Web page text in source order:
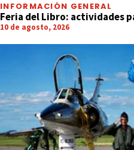
INFORMACIÓN GENERAL
Feria del Libro: actividades
10 de agosto, 2026